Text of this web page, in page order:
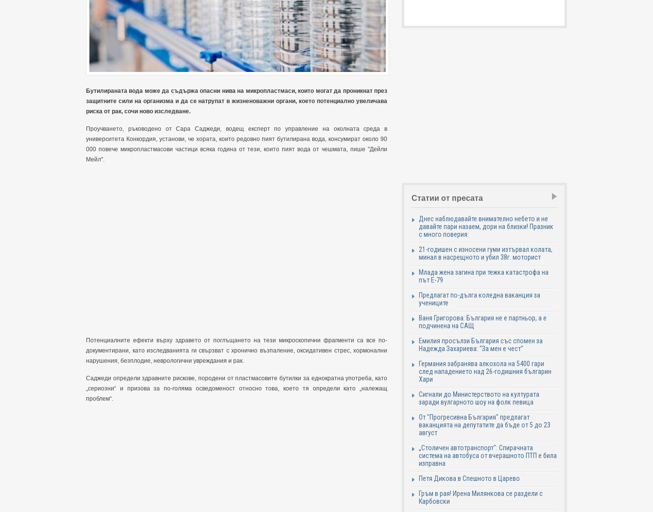
Бутилираната вода може да съдържа опасни нива на микропластмаси, които могат да проникнат през
защитните сили на организма и да се натрупат в жизненоважни органи, което потенциално увеличава
риска от рак, сочи ново изследване.
Проучването, ръководено от Сара Саджеди, водещ експерт по управление на околната среда в
университета Конкордия, установи, че хората, които редовно пият бутилирана вода, консумират около 90
000 повече микропластмасови частици всяка година от тези, които пият вода от чешмата, пише "Дейли
Мейл".
Потенциалните ефекти върху здравето от поглъщането на тези микроскопични фрагменти са все по-
документирани, като изследванията ги свързват с хронично възпаление, оксидативен стрес, хормонални
нарушения, безплодие, неврологични увреждания и рак.
Саджеди определи здравните рискове, породени от пластмасовите бутилки за еднократна употреба, като
„сериозни“ и призова за по-голяма осведоменост относно това, което тя определи като „належащ
проблем“.
Статии от пресата
Днес наблюдавайте внимателно небето и не
давайте пари назаем, дори на близки! Празник
с много поверия:
21-годишен с износени гуми изтървал колата,
минал в насрещното и убил 38г. моторист
Млада жена загина при тежка катастрофа на
път Е-79
Предлагат по-дълга коледна ваканция за
учениците
Ваня Григорова: България не е партньор, а е
подчинена на САЩ
Емилия просълзи България със спомен за
Надежда Захариева: "За мен е чест"
Германия забранява алкохола на 5400 гари
след нападението над 26-годишния българин
Хари
Сигнали до Министерството на културата
заради вулгарното шоу на фолк певица
От "Прогресивна България" предлагат
ваканцията на депутатите да бъде от 5 до 23
август
„Столичен автотранспорт": Спирачната
система на автобуса от вчерашното ПТП е била
изправна
Петя Дикова в Спешното в Царево
Гръм в рая! Ирена Милянкова се раздели с
Карбовски